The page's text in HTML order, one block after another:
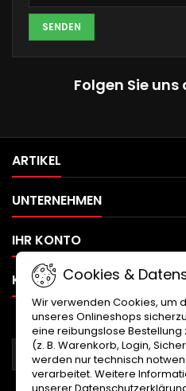
Folgen Sie
ARTIKEL
UNTERNEHMEN
IHR KONTO
KONTAKTCookies &
Wir verwenden Cookies, um
unseres Onlineshops
eine reibungslose
(z. B. Warenkorb, Login,
werden nur technisch
verarbeitet. Weitere